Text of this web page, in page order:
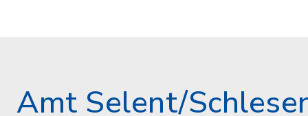
Amt Selent/